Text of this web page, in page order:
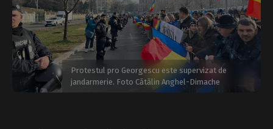
Protestul pro Georgescu este supervizat de
jandarmerie. Foto Cătălin Anghel-Dimache